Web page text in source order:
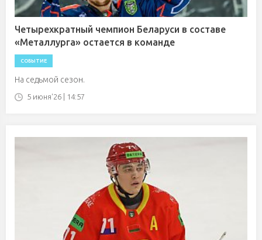
Четырехкратный чемпион Беларуси в составе
«Металлурга» остается в команде
СОБЫТИЕ
На седьмой сезон.
5 июня'26 | 14:57